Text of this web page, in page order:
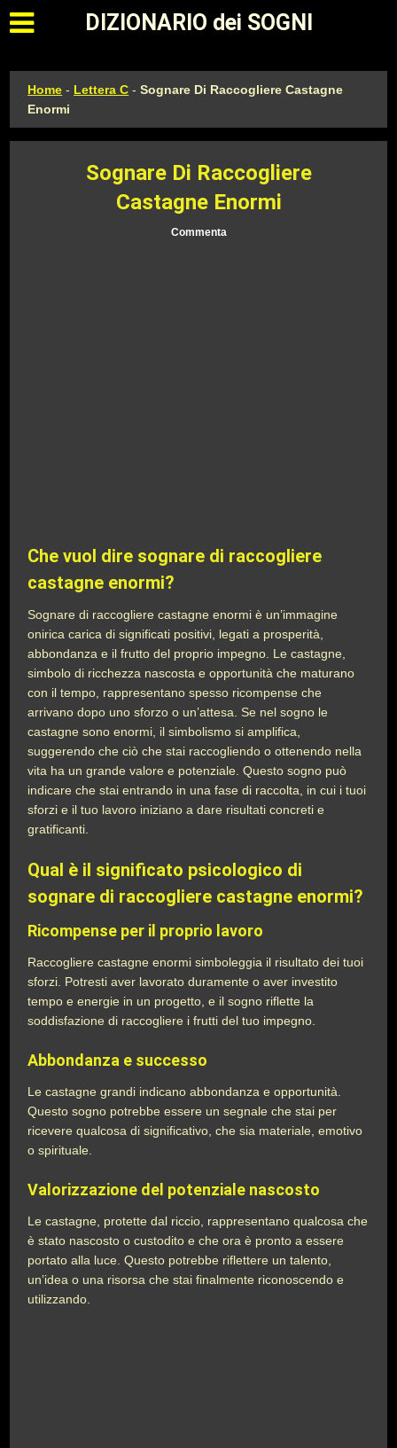
Apri il menu principale
DIZIONARIO dei SOGNI
Home - Lettera C -Sognare Di Raccogliere Castagne
Enormi
Sognare Di Raccogliere
Castagne Enormi
Commenta
Che vuol dire sognare di raccogliere
castagne enormi?
Sognare di raccogliere castagne enormi è un’immagine
onirica carica di significati positivi, legati a prosperità,
abbondanza e il frutto del proprio impegno. Le castagne,
simbolo di ricchezza nascosta e opportunità che maturano
con il tempo, rappresentano spesso ricompense che
arrivano dopo uno sforzo o un’attesa. Se nel sogno le
castagne sono enormi, il simbolismo si amplifica,
suggerendo che ciò che stai raccogliendo o ottenendo nella
vita ha un grande valore e potenziale. Questo sogno può
indicare che stai entrando in una fase di raccolta, in cui i tuoi
sforzi e il tuo lavoro iniziano a dare risultati concreti e
gratificanti.
Qual è il significato psicologico di
sognare di raccogliere castagne enormi?
Ricompense per il proprio lavoro
Raccogliere castagne enormi simboleggia il risultato dei tuoi
sforzi. Potresti aver lavorato duramente o aver investito
tempo e energie in un progetto, e il sogno riflette la
soddisfazione di raccogliere i frutti del tuo impegno.
Abbondanza e successo
Le castagne grandi indicano abbondanza e opportunità.
Questo sogno potrebbe essere un segnale che stai per
ricevere qualcosa di significativo, che sia materiale, emotivo
o spirituale.
Valorizzazione del potenziale nascosto
Le castagne, protette dal riccio, rappresentano qualcosa che
è stato nascosto o custodito e che ora è pronto a essere
portato alla luce. Questo potrebbe riflettere un talento,
un’idea o una risorsa che stai finalmente riconoscendo e
utilizzando.